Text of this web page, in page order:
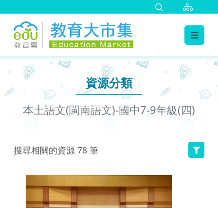
資源分類
本土語文(閩南語文)-國中7-9年級(四)
搜尋相關的資源 78 筆